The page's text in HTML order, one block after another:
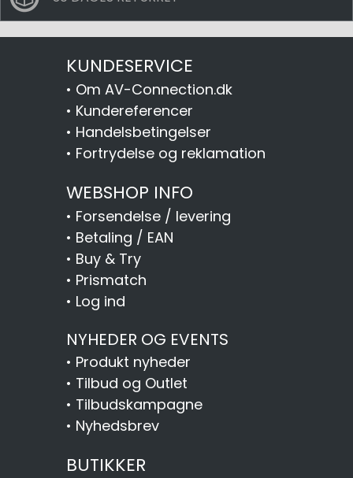
KUNDESERVICE
• Om AV-Connection.dk
• Kundereferencer
• Handelsbetingelser
• Fortrydelse og reklamation
WEBSHOP INFO
• Forsendelse / levering
• Betaling / EAN
• Buy & Try
• Prismatch
• Log ind
NYHEDER OG EVENTS
• Produkt nyheder
• Tilbud og Outlet
• Tilbudskampagne
• Nyhedsbrev
BUTIKKER